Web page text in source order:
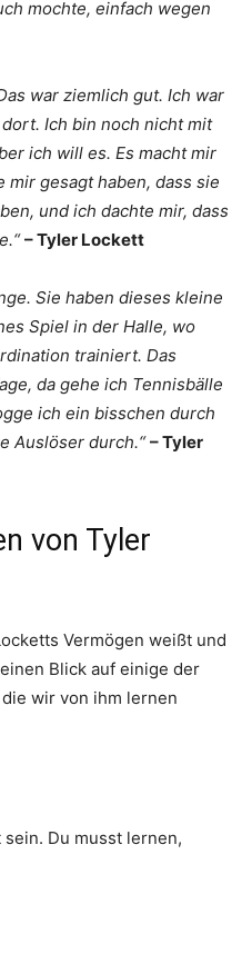
mochte, einfach wegen
war ziemlich gut. Ich war
Ich bin noch nicht mit
ich will es. Es macht mir
gesagt haben, dass sie
und ich dachte mir, dass
– Tyler Lockett
Sie haben dieses kleine
Spiel in der Halle, wo
trainiert. Das
da gehe ich Tennisbälle
ich ein bisschen durch
Auslöser durch.“ – Tyler
von Tyler
Vermögen weißt und
Blick auf einige der
wir von ihm lernen
Du musst lernen,